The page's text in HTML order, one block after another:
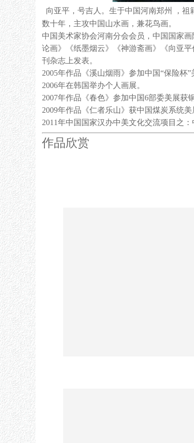
向亚平，号吉人。生于中国河南郑州 ，
数十年，主攻中国山水画，兼花鸟画。
中国美术家协会河南分会会员，中国国家
论画》《纸墨烟云》《神游斋画》《向亚
刊杂志上发表。
2005年作品《溪山烟雨》参加中国“保险杯”
2006年在韩国举办个人画展。
2007年作品《春色》参加中国6部委美展获铜
2009年作品《仁者乐山》获中国煤炭系统美
2011年中国国家汉办中美文化交流项目之
作品欣赏